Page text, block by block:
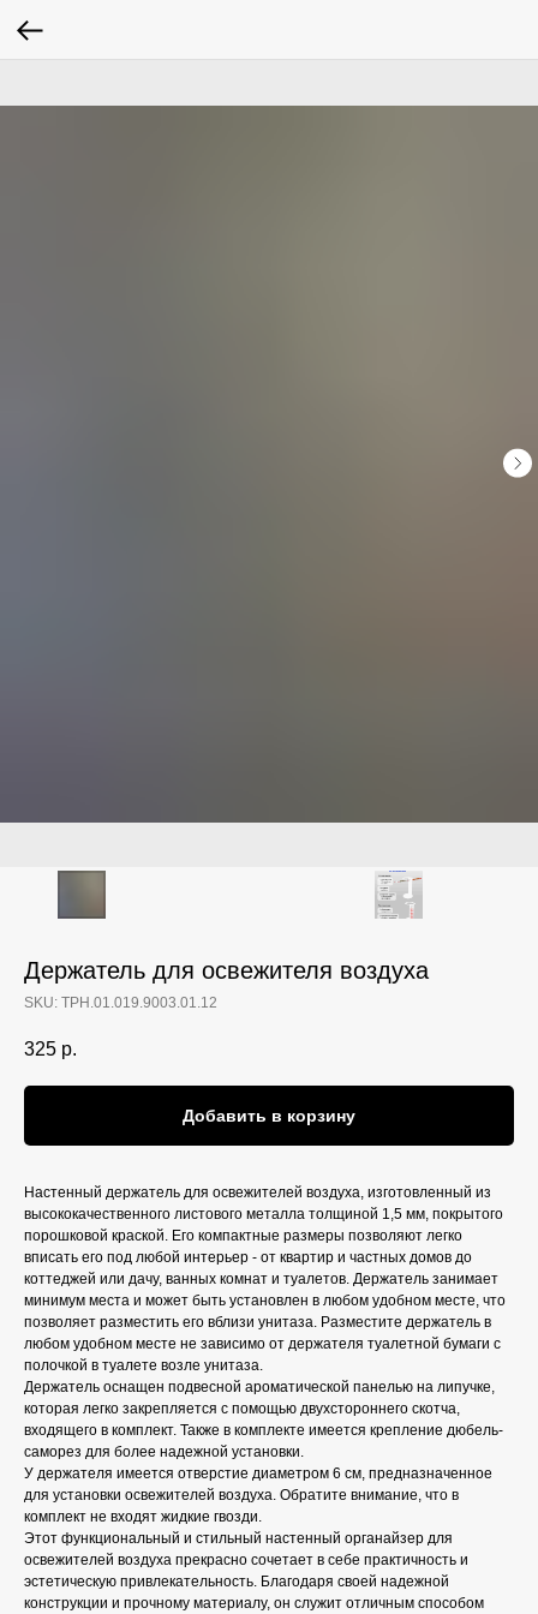
Держатель для освежителя воздуха
SKU: ТРН.01.019.9003.01.12
325 р.
Добавить в корзину
Настенный держатель для освежителей воздуха, изготовленный из
высококачественного листового металла толщиной 1,5 мм, покрытого
порошковой краской. Его компактные размеры позволяют легко
вписать его под любой интерьер - от квартир и частных домов до
коттеджей или дачу, ванных комнат и туалетов. Держатель занимает
минимум места и может быть установлен в любом удобном месте, что
позволяет разместить его вблизи унитаза. Разместите держатель в
любом удобном месте не зависимо от держателя туалетной бумаги с
полочкой в туалете возле унитаза.
Держатель оснащен подвесной ароматической панелью на липучке,
которая легко закрепляется с помощью двухстороннего скотча,
входящего в комплект. Также в комплекте имеется крепление дюбель-
саморез для более надежной установки.
У держателя имеется отверстие диаметром 6 см, предназначенное
для установки освежителей воздуха. Обратите внимание, что в
комплект не входят жидкие гвозди.
Этот функциональный и стильный настенный органайзер для
освежителей воздуха прекрасно сочетает в себе практичность и
эстетическую привлекательность. Благодаря своей надежной
конструкции и прочному материалу, он служит отличным способом